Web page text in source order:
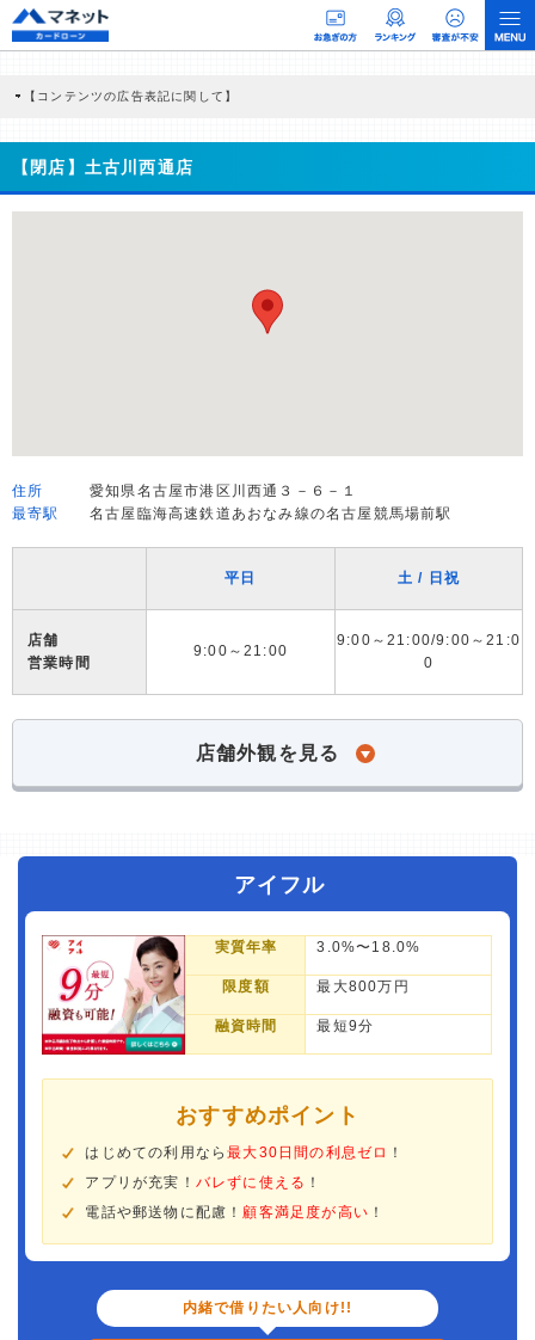
【コンテンツの広告表記に関して】
商品を根拠なくPRするものではなく、当編集部の調査／ユーザーへの口コミ収集な
どに基づき、公平性を担保した情報提供を行っています。
>提携企業一覧
【閉店】土古川西通店
住所
愛知県名古屋市港区川西通３－６－１
最寄駅
名古屋臨海高速鉄道あおなみ線の名古屋競馬場前駅
平日 土 / 日祝
店舗
営業時間
9:00～21:00
9:00～21:00/9:00～21:0
0
店舗外観を見る
アイフル
実質年率 3.0%〜18.0%
限度額 最大800万円
融資時間 最短9分
おすすめポイント
はじめての利用なら最大30日間の利息ゼロ ！
アプリが充実！ バレずに使える ！
電話や郵送物に配慮！顧客満足度が高い ！
内緒で借りたい人向け!!